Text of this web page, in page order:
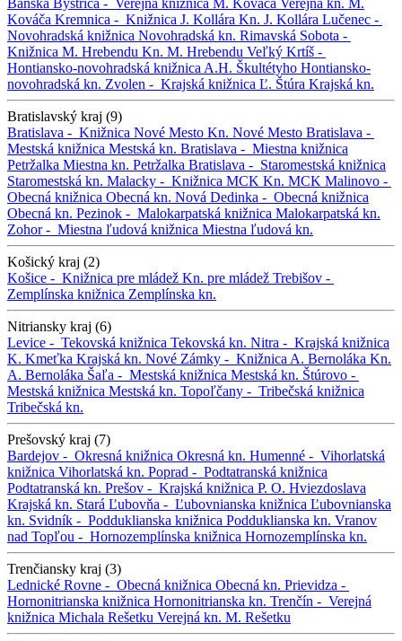
Banská Bystrica - Verejná knižnica M. Kováča Verejná kn. M.
Kováča Kremnica - Knižnica J. Kollára Kn. J. Kollára Lučenec -
Novohradská knižnica Novohradská kn. Rimavská Sobota -
Knižnica M. Hrebendu Kn. M. Hrebendu Veľký Krtíš -
Hontiansko-novohradská knižnica A.H. Škultétyho Hontiansko-
novohradská kn. Zvolen - Krajská knižnica Ľ. Štúra Krajská kn.
Bratislavský kraj (9)
Bratislava - Knižnica Nové Mesto Kn. Nové Mesto Bratislava -
Mestská knižnica Mestská kn. Bratislava - Miestna knižnica
Petržalka Miestna kn. Petržalka Bratislava - Staromestská knižnica
Staromestská kn. Malacky - Knižnica MCK Kn. MCK Malinovo -
Obecná knižnica Obecná kn. Nová Dedinka - Obecná knižnica
Obecná kn. Pezinok - Malokarpatská knižnica Malokarpatská kn.
Zohor - Miestna ľudová knižnica Miestna ľudová kn.
Košický kraj (2)
Košice - Knižnica pre mládež Kn. pre mládež Trebišov -
Zemplínska knižnica Zemplínska kn.
Nitriansky kraj (6)
Levice - Tekovská knižnica Tekovská kn. Nitra - Krajská knižnica
K. Kmeťka Krajská kn. Nové Zámky - Knižnica A. Bernoláka Kn.
A. Bernoláka Šaľa - Mestská knižnica Mestská kn. Štúrovo -
Mestská knižnica Mestská kn. Topoľčany - Tribečská knižnica
Tribečská kn.
Prešovský kraj (7)
Bardejov - Okresná knižnica Okresná kn. Humenné - Vihorlatská
knižnica Vihorlatská kn. Poprad - Podtatranská knižnica
Podtatranská kn. Prešov - Krajská knižnica P. O. Hviezdoslava
Krajská kn. Stará Ľubovňa - Ľubovnianska knižnica Ľubovnianska
kn. Svidník - Podduklianska knižnica Podduklianska kn. Vranov
nad Topľou - Hornozemplínska knižnica Hornozemplínska kn.
Trenčiansky kraj (3)
Lednické Rovne - Obecná knižnica Obecná kn. Prievidza -
Hornonitrianska knižnica Hornonitrianska kn. Trenčín - Verejná
knižnica Michala Rešetku Verejná kn. M. Rešetku